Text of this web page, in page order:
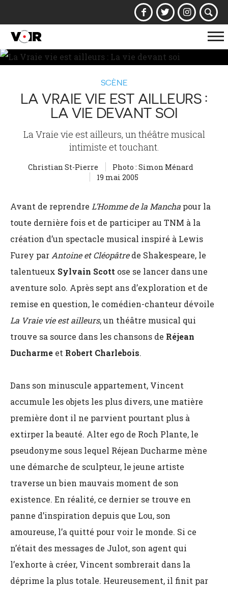
la
SCÈNE
LA VRAIE VIE EST AILLEURS :
LA VIE DEVANT SOI
La Vraie vie est ailleurs, un théâtre musical
intimiste et touchant.
Christian St-Pierre
Photo : Simon Ménard
19 mai 2005
Avant de reprendre L’Homme de la Mancha pour la
toute dernière fois et de participer au TNM à la
création d’un spectacle musical inspiré à Lewis
Furey par Antoine et Cléopâtrede Shakespeare, le
talentueux Sylvain Scott ose se lancer dans une
aventure solo. Après sept ans d’exploration et de
remise en question, le comédien-chanteur dévoile
La Vraie vie est ailleurs, un théâtre musical qui
trouve sa source dans les chansons de Réjean
Ducharme et Robert Charlebois.
Dans son minuscule appartement, Vincent
accumule les objets les plus divers, une matière
première dont il ne parvient pourtant plus à
extirper la beauté. Alter ego de Roch Plante, le
pseudonyme sous lequel Réjean Ducharme mène
une démarche de sculpteur, le jeune artiste
traverse un bien mauvais moment de son
existence. En réalité, ce dernier se trouve en
panne d’inspiration depuis que Lou, son
amoureuse, l’a quitté pour voir le monde. Si ce
n’était des messages de Julot, son agent qui
l’exhorte à créer, Vincent sombrerait dans la
déprime la plus totale. Heureusement, il finit par